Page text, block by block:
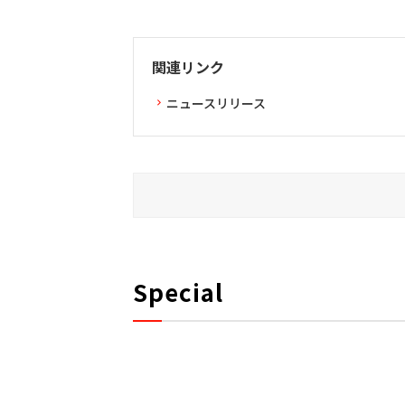
関連リンク
ニュースリリース
Special